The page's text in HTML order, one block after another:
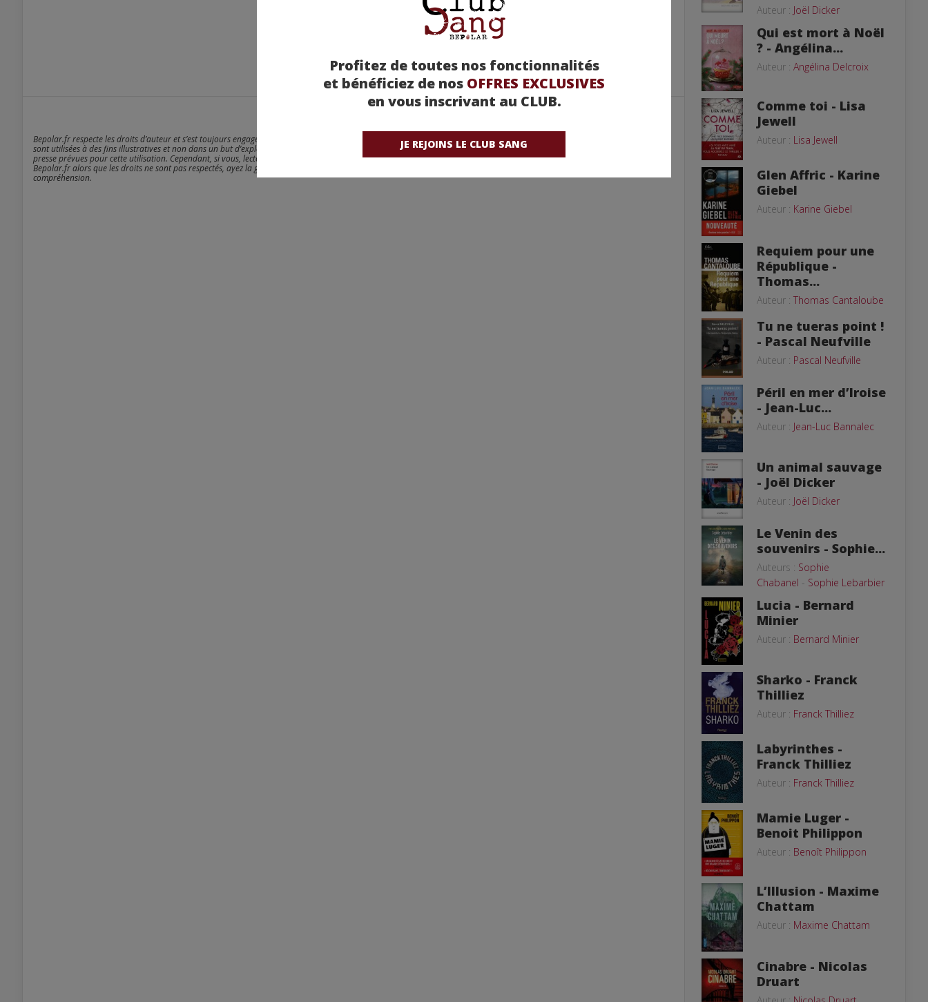
Profitez de toutes nos fonctionnalités
et bénéficiez de nos OFFRES EXCLUSIVES
en vous inscrivant au CLUB.
JE REJOINS LE CLUB SANG
Bepolar.fr respecte les droits d’auteur et s’est toujours engagé à être rigoureux sur ce point, dans le respect du travail des artistes que nous cherchons à valoriser. Les photos
sont utilisées à des fins illustratives et non dans un but d’exploitation commerciale. et nous veillons à n’illustrer nos articles qu’avec des photos fournis dans les dossiers de
presse prévues pour cette utilisation. Cependant, si vous, lecteur - anonyme, distributeur, attaché de presse, artiste, photographe constatez qu’une photo est diffusée sur
Bepolar.fr alors que les droits ne sont pas respectés, ayez la gentillesse de contacter la
compréhension.
Auteur : Joël Dicker
Qui est mort à Noël
? - Angélina...
Auteur : Angélina Delcroix
Comme toi - Lisa
Jewell
Auteur : Lisa Jewell
Glen Affric - Karine
Giebel
Auteur : Karine Giebel
Requiem pour une
République -
Thomas...
Auteur : Thomas Cantaloube
Tu ne tueras point !
- Pascal Neufville
Auteur : Pascal Neufville
Péril en mer d’Iroise
- Jean-Luc...
Auteur : Jean-Luc Bannalec
Un animal sauvage
- Joël Dicker
Auteur : Joël Dicker
Le Venin des
souvenirs - Sophie...
Auteurs : Sophie
Chabanel - Sophie Lebarbier
Lucia - Bernard
Minier
Auteur : Bernard Minier
Sharko - Franck
Thilliez
Auteur : Franck Thilliez
Labyrinthes -
Franck Thilliez
Auteur : Franck Thilliez
Mamie Luger -
Benoit Philippon
Auteur : Benoît Philippon
L’Illusion - Maxime
Chattam
Auteur : Maxime Chattam
Cinabre - Nicolas
Druart